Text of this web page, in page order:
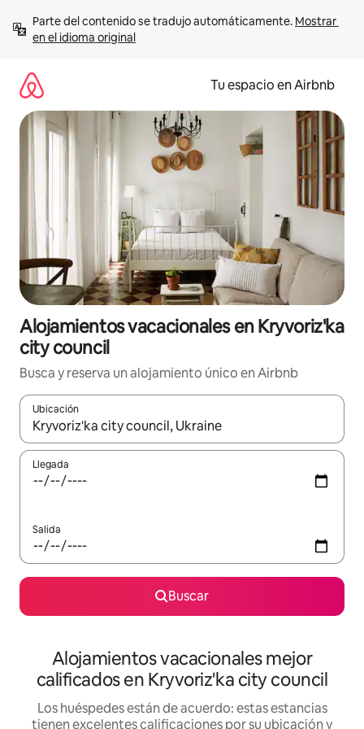
contenido
Parte del contenido se tradujo automáticamente. Mostrar
en el idioma original
Tu espacio en Airbnb
Alojamientos vacacionales en Kryvoriz'ka
city council
Busca y reserva un alojamiento único en Airbnb
Ubicación
Cuando los resultados estén disponibles, podrás navegar
Llegada
Salida
Buscar
Alojamientos vacacionales mejor
calificados en Kryvoriz'ka city council
Los huéspedes están de acuerdo: estas estancias
tienen excelentes calificaciones por su ubicación y